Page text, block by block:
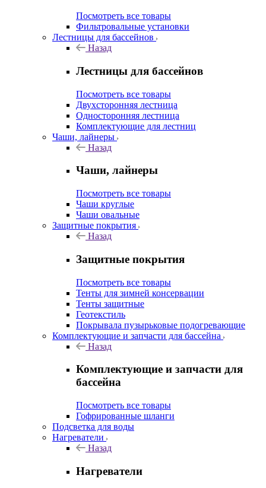
Посмотреть все товары
Фильтровальные установки
Лестницы для бассейнов
Назад
Лестницы для бассейнов
Посмотреть все товары
Двухсторонняя лестница
Односторонняя лестница
Комплектующие для лестниц
Чаши, лайнеры
Назад
Чаши, лайнеры
Посмотреть все товары
Чаши круглые
Чаши овальные
Защитные покрытия
Назад
Защитные покрытия
Посмотреть все товары
Тенты для зимней консервации
Тенты защитные
Геотекстиль
Покрывала пузырьковые подогревающие
Комплектующие и запчасти для бассейна
Назад
Комплектующие и запчасти для
бассейна
Посмотреть все товары
Гофрированные шланги
Подсветка для воды
Нагреватели
Назад
Нагреватели